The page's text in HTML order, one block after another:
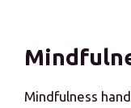
Mindfulness